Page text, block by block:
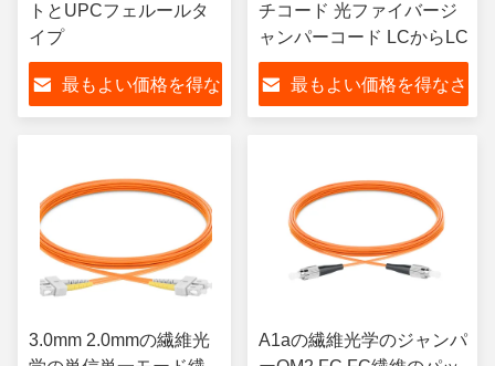
トとUPCフェルールタ
イプ
最もよい価格を得な
チコード 光ファイバージ
ャンパーコード LCからLC
最もよい価格を得なさ
3.0mm 2.0mmの繊維光
A1aの繊維光学のジャンパ